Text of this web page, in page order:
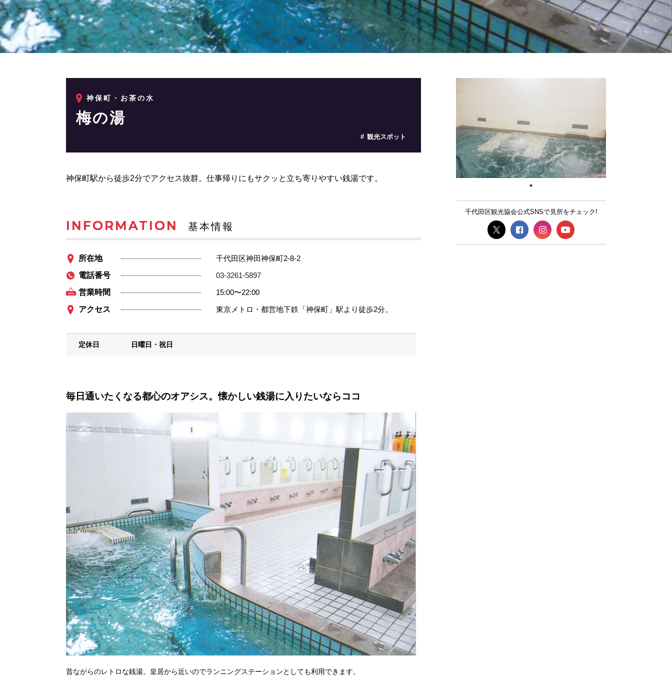
神保町・お茶の水
梅の湯
観光スポット
神保町駅から徒歩2分でアクセス抜群。仕事帰りにもサクッと立ち寄りやすい銭湯です。
INFORMATION 基本情報
所在地
千代田区神田神保町2-8-2
電話番号
03-3261-5897
営業時間
15:00〜22:00
アクセス
東京メトロ・都営地下鉄「神保町」駅より徒歩2分。
定休日 日曜日・祝日
毎日通いたくなる都心のオアシス。懐かしい銭湯に入りたいならココ
昔ながらのレトロな銭湯。皇居から近いのでランニングステーションとしても利用できます。
千代田区観光協会公式SNSで見所をチェック!